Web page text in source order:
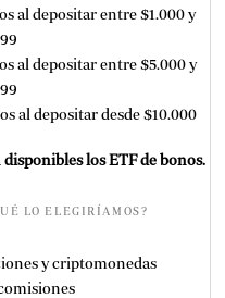
al depositar entre $1.000 y
al depositar entre $5.000 y
al depositar desde $10.000
los ETF de bonos.
LO ELEGIRÍAMOS?
y criptomonedas